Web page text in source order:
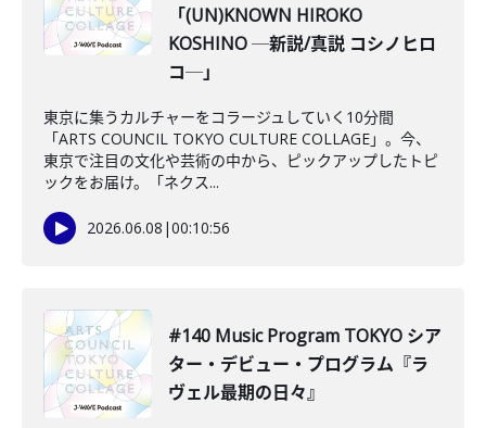
「(UN)KNOWN HIROKO
KOSHINO ─新説/真説 コシノヒロ
コ─」
東京に集うカルチャーをコラージュしていく10分間
「ARTS COUNCIL TOKYO CULTURE COLLAGE」。今、
東京で注目の文化や芸術の中から、ピックアップしたトピ
ックをお届け。「ネクス...
2026.06.08 |00:10:56
#140 Music Program TOKYO シア
ター・デビュー・プログラム『ラ
ヴェル最期の日々』